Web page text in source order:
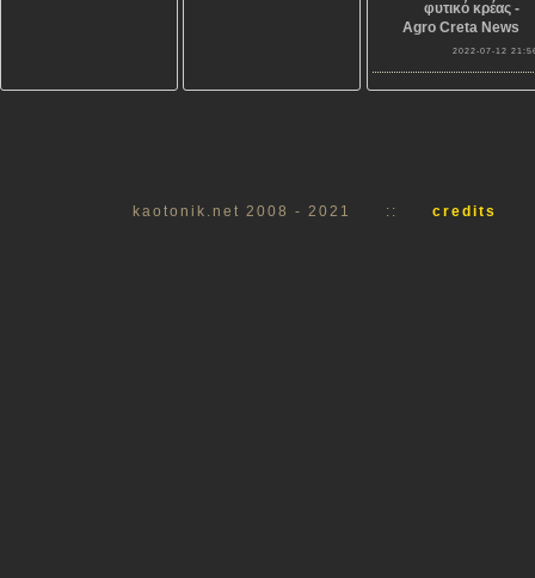
φυτικό κρέας -
Agro Creta News
2022-07-12
kaotonik.net 2008 - 2021 :: credits